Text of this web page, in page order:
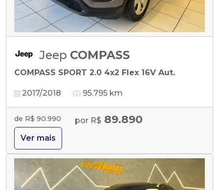
Jeep COMPASS
COMPASS SPORT 2.0 4x2 Flex 16V Aut.
2017/2018 95.795 km
de R$ 90.990 por R$ 89.890
Ver mais